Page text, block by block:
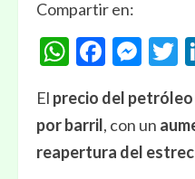
Compartir en:
El precio del
por barril, con un
reapertura del